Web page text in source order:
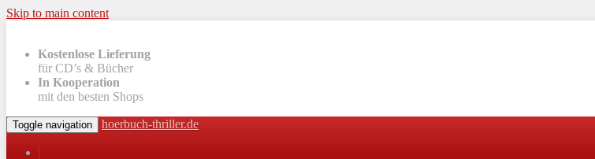
Skip to main content
Kostenlose Lieferung
für CD’s & Bücher
In Kooperation
mit den besten Shops
Toggle navigation hoerbuch-thriller.de